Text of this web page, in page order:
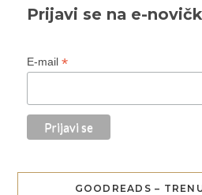
Prijavi se na e-
E-mail *
GOODREADS –